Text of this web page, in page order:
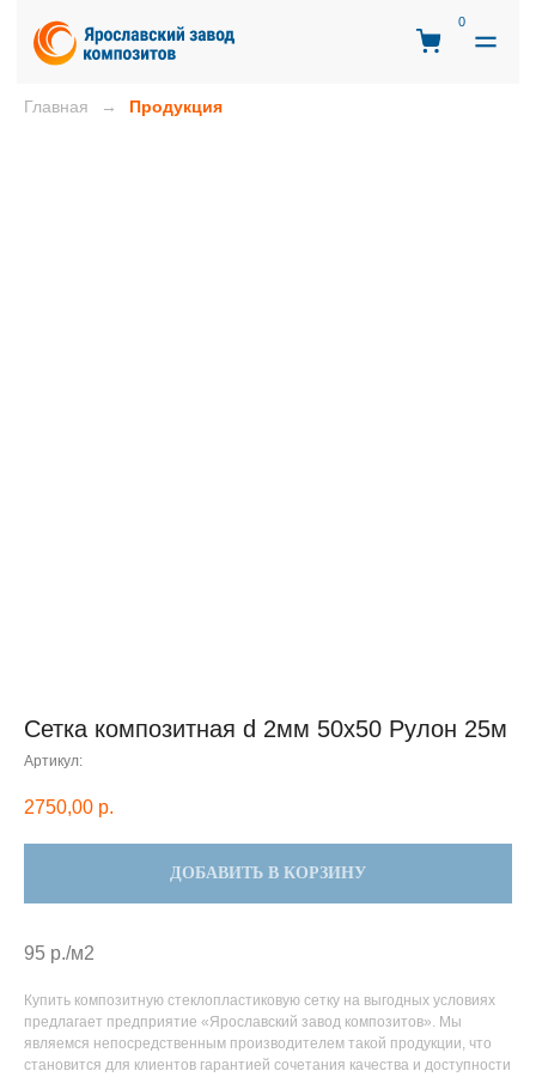
Главная Продукция
Сетка композитная d 2мм 50x50 Рулон 25м
Артикул:
2750,00 р.
ДОБАВИТЬ В КОРЗИНУ
95 р./м2
Купить композитную стеклопластиковую сетку на выгодных условиях
предлагает предприятие «Ярославский завод композитов». Мы
являемся непосредственным производителем такой продукции, что
становится для клиентов гарантией сочетания качества и доступности